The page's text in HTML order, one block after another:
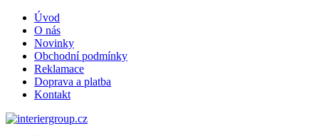
Úvod
O nás
Novinky
Obchodní podmínky
Reklamace
Doprava a platba
Kontakt